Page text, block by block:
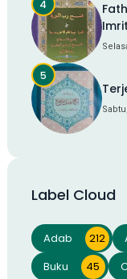
Label Cloud
Adab 212
Buku
45